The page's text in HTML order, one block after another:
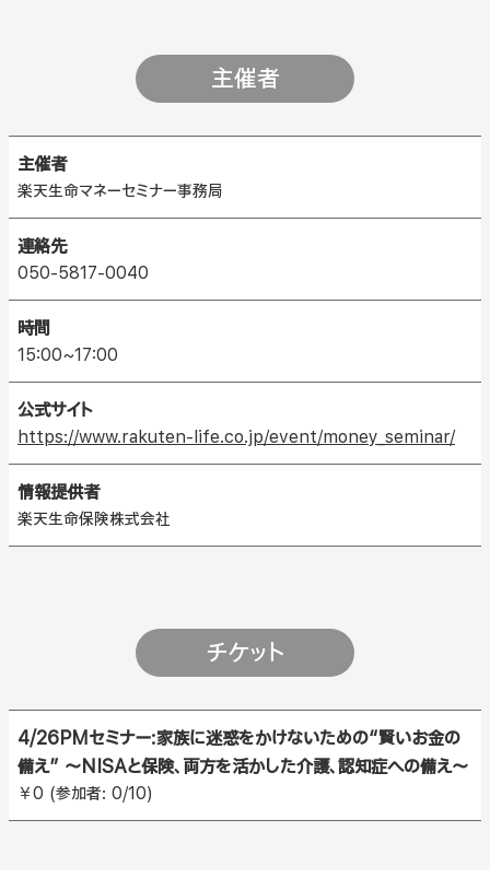
主催者
主催者
楽天生命マネーセミナー事務局
連絡先
050-5817-0040
時間
15:00~17:00
公式サイト
https://www.rakuten-life.co.jp/event/money_seminar/
情報提供者
楽天生命保険株式会社
チケット
4/26PMセミナー:家族に迷惑をかけないための“賢いお金の
備え” ～NISAと保険、両方を活かした介護、認知症への備え～
￥0 (参加者: 0/10)